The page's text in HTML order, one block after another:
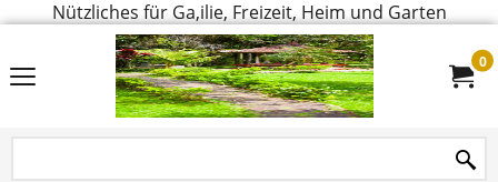
Nützliches für Ga,ilie, Freizeit, Heim und Garten
0